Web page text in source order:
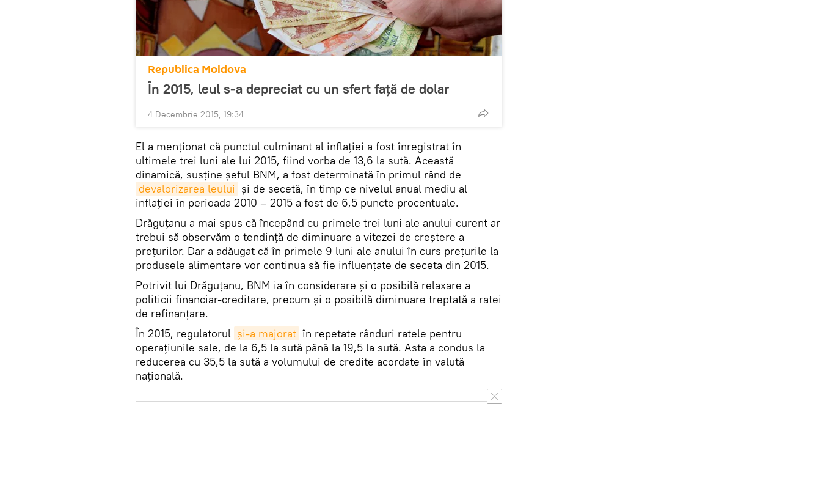
Republica Moldova
În 2015, leul s-a depreciat cu un sfert față de dolar
4 Decembrie 2015, 19:34
El a menţionat că punctul culminant al inflaţiei a fost înregistrat în
ultimele trei luni ale lui 2015, fiind vorba de 13,6 la sută. Această
dinamică, susţine şeful BNM, a fost determinată în primul rând de
devalorizarea leului şi de secetă, în timp ce nivelul anual mediu al
inflaţiei în perioada 2010 – 2015 a fost de 6,5 puncte procentuale.
Drăguţanu a mai spus că începând cu primele trei luni ale anului curent ar
trebui să observăm o tendinţă de diminuare a vitezei de creştere a
preţurilor. Dar a adăugat că în primele 9 luni ale anului în curs preţurile la
produsele alimentare vor continua să fie influenţate de seceta din 2015.
Potrivit lui Drăguţanu, BNM ia în considerare şi o posibilă relaxare a
politicii financiar-creditare, precum şi o posibilă diminuare treptată a ratei
de refinanţare.
În 2015, regulatorul şi-a majorat în repetate rânduri ratele pentru
operaţiunile sale, de la 6,5 la sută până la 19,5 la sută. Asta a condus la
reducerea cu 35,5 la sută a volumului de credite acordate în valută
naţională.